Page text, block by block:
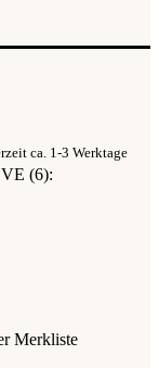
ca. 1-3 Werktage
(6):
Merkliste